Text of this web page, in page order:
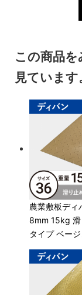
この商品
見ています
農業敷板ディ
8mm 15kg
タイプ ベージ